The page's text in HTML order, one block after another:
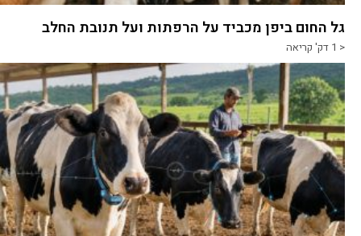
גל החום ביפן מכביד על הרפתות ועל תנובת החלב
< 1 דק' קריאה